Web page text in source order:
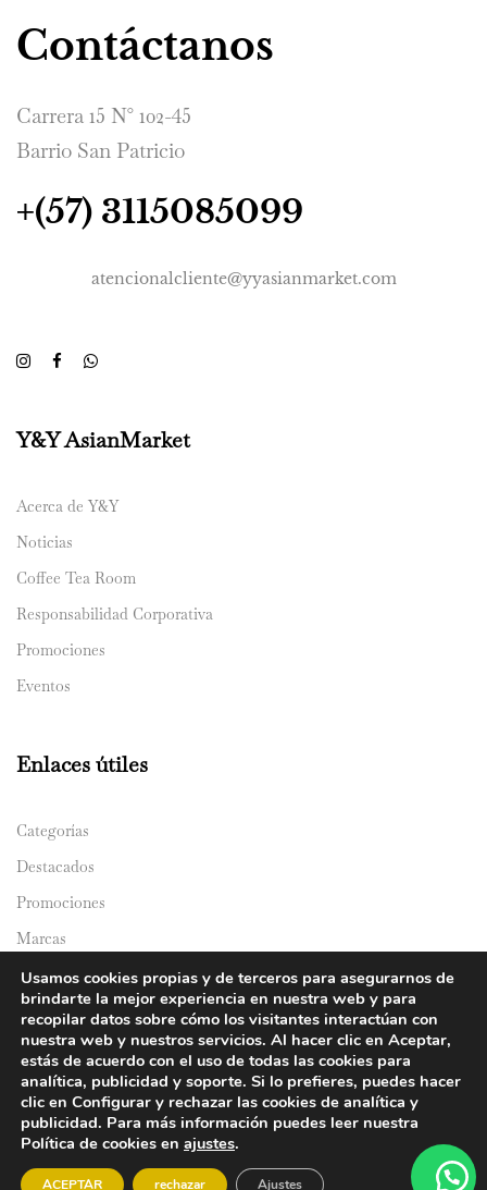
Contáctanos
Carrera 15 N° 102-45
Barrio San Patricio
+(57) 3115085099
atencionalcliente@yyasianmarket.com
Y&Y AsianMarket
Acerca de Y&Y
Noticias
Coffee Tea Room
Responsabilidad Corporativa
Promociones
Eventos
Enlaces útiles
Categorías
Destacados
Promociones
Marcas
Catálogos
Domicilios
© 2024 Y&Y Asian Market. All rights reserved.
Usamos cookies propias y de terceros para asegurarnos de
brindarte la mejor experiencia en nuestra web y para
recopilar datos sobre cómo los visitantes interactúan con
nuestra web y nuestros servicios. Al hacer clic en Aceptar,
estás de acuerdo con el uso de todas las cookies para
analítica, publicidad y soporte. Si lo prefieres, puedes hacer
clic en Configurar y rechazar las cookies de analítica y
publicidad. Para más información puedes leer nuestra
Política de cookies en ajustes.
ACEPTAR rechazar Ajustes